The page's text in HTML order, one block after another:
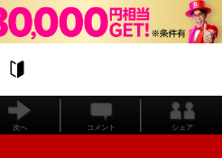
次へ コメント シェア